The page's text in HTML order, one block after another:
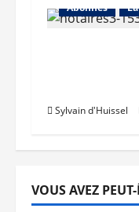
Abonnés
Sylvain d'Huissel
VOUS AVEZ